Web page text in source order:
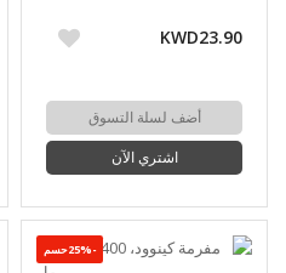
KWD23.90
أضف لسلة التسوق
اشتري الآن
-25%حسم